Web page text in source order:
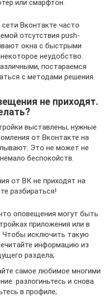
или смарфтон.
Вконтакте часто
отсутствия push-
окна с быстрыми
неудобство.
постараемся
с методами решения.
не приходят.
выставлены, нужные
от Вконтакте на
Это не может не
беспокойств.
от ВК не приходят на
разбираться!
оповещения могут быть
приложения или в
исключить такую
информацию из
раздела;
самое любимое многими
разлогиньтесь и снова
в профиле;